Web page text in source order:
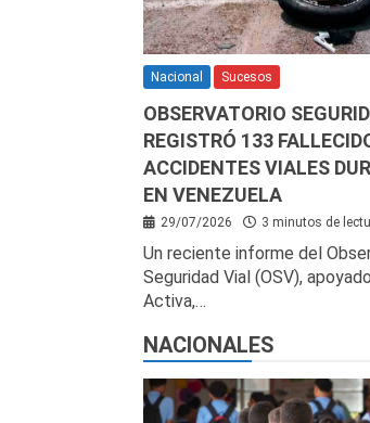
Nacional Sucesos
OBSERVATORIO
REGISTRÓ 133
ACCIDENTES VIALES
EN VENEZUELA
29/07/2026 3 minutos de
Un reciente informe del
Seguridad Vial (OSV),
Activa,…
NACIONALES